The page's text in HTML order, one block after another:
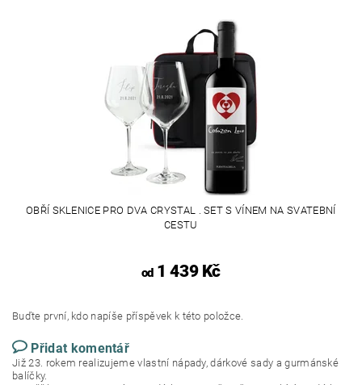
OBŘÍ SKLENICE PRO DVA CRYSTAL . SET S VÍNEM NA SVATEBNÍ
CESTU
od1 439 Kč
Buďte první, kdo napíše příspěvek k této položce.
Přidat komentář
Již 23. rokem realizujeme vlastní nápady, dárkové sady a gurmánské
balíčky.